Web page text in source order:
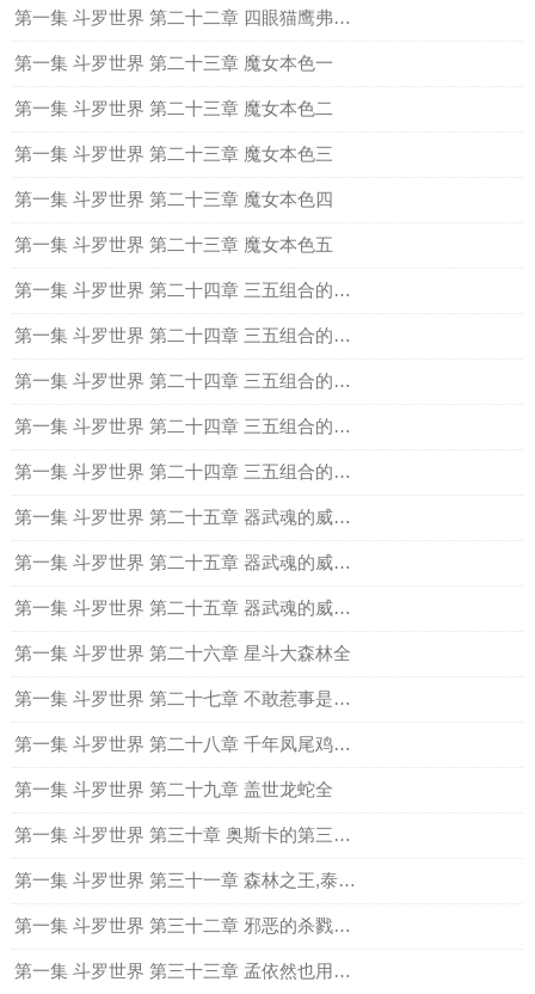
第一集 斗罗世界 第二十二章 四眼猫鹰弗兰德五
第一集 斗罗世界 第二十三章 魔女本色一
第一集 斗罗世界 第二十三章 魔女本色二
第一集 斗罗世界 第二十三章 魔女本色三
第一集 斗罗世界 第二十三章 魔女本色四
第一集 斗罗世界 第二十三章 魔女本色五
第一集 斗罗世界 第二十四章 三五组合的成立一
第一集 斗罗世界 第二十四章 三五组合的成立二
第一集 斗罗世界 第二十四章 三五组合的成立三
第一集 斗罗世界 第二十四章 三五组合的成立四
第一集 斗罗世界 第二十四章 三五组合的成立五
第一集 斗罗世界 第二十五章 器武魂的威力（上）
第一集 斗罗世界 第二十五章 器武魂的威力（中）
第一集 斗罗世界 第二十五章 器武魂的威力（下）
第一集 斗罗世界 第二十六章 星斗大森林全
第一集 斗罗世界 第二十七章 不敢惹事是庸才全
第一集 斗罗世界 第二十八章 千年凤尾鸡冠蛇全
第一集 斗罗世界 第二十九章 盖世龙蛇全
第一集 斗罗世界 第三十章 奥斯卡的第三魂环全
第一集 斗罗世界 第三十一章 森林之王,泰坦巨猿全
第一集 斗罗世界 第三十二章 邪恶的杀戮者,人面魔蛛全
第一集 斗罗世界 第三十三章 孟依然也用暗器？全